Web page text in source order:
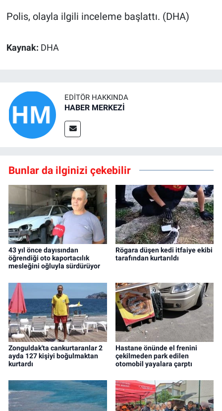
Polis, olayla ilgili inceleme başlattı. (DHA)
Kaynak: DHA
EDITÖR HAKKINDA
HABER MERKEZİ
Bunlar da ilginizi çekebilir
43 yıl önce dayısından
öğrendiği oto kaportacılık
mesleğini oğluyla sürdürüyor
Rögara düşen kedi itfaiye ekibi
tarafından kurtarıldı
Zonguldak'ta cankurtaranlar 2
ayda 127 kişiyi boğulmaktan
kurtardı
Hastane önünde el frenini
çekilmeden park edilen
otomobil yayalara çarptı